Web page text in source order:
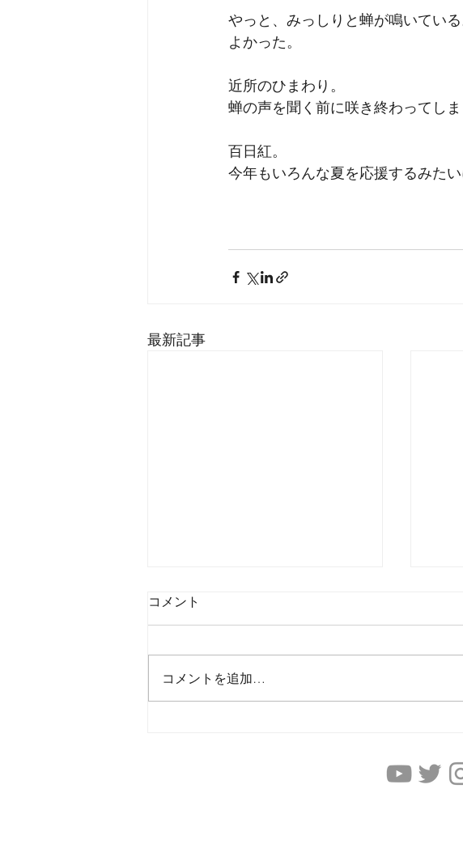
やっと、みっしりと蝉が鳴いている
よかった。
近所のひまわり。
蝉の声を聞く前に咲き終わってしま
百日紅。
今年もいろんな夏を応援するみたい
最新記事
コメント
コメントを追加…